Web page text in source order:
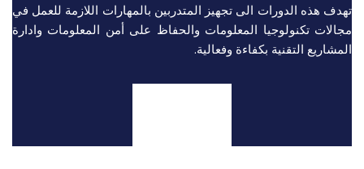
تهدف هذه الدورات الى تجهيز المتدربين بالمهارات اللازمة للعمل في
مجالات تكنولوجيا المعلومات والحفاظ على أمن المعلومات وادارة
المشاريع التقنية بكفاءة وفعالية.